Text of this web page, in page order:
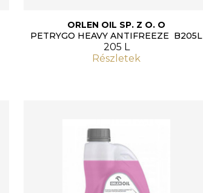
ORLEN OIL SP. Z O. O
PETRYGO HEAVY ANTIFREEZE B205L
205 L
Részletek